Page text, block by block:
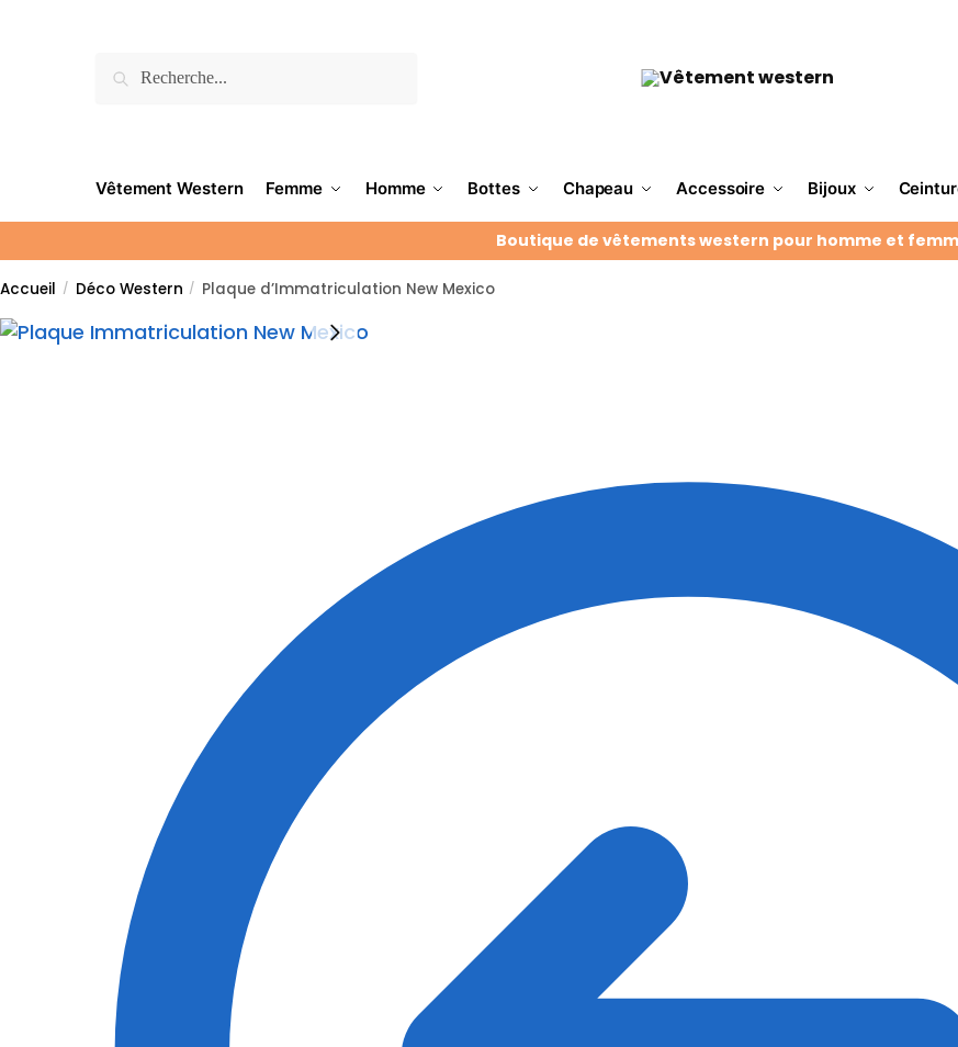
Vêtement Western Femme Homme Bottes Chapeau Accessoire Bijoux
Boutique de vêtements western pour homme et
Accueil / Déco Western / Plaque d’Immatriculation New Mexico